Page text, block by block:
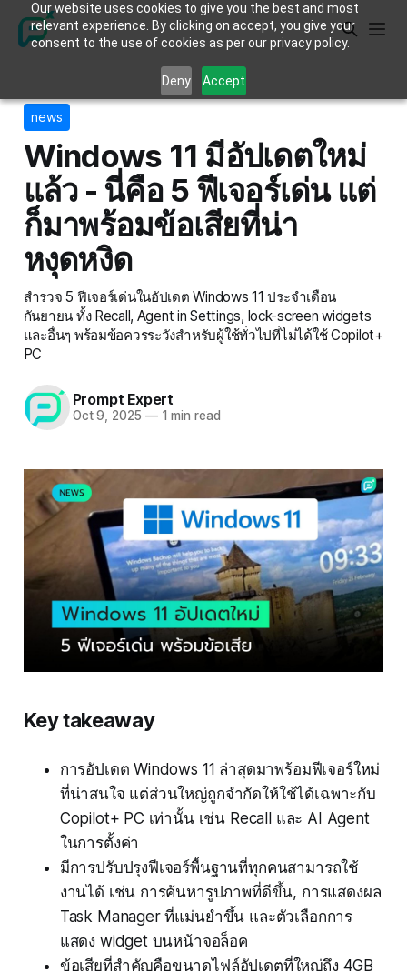
Our website uses cookies to give you the best and most
relevant experience. By clicking on accept, you give your
consent to the use of cookies as per our privacy policy.
Deny Accept
news
Windows 11 มีอัปเดตใหม่
แล้ว - นี่คือ 5 ฟีเจอร์เด่น แต่
ก็มาพร้อมข้อเสียที่น่า
หงุดหงิด
สำรวจ 5 ฟีเจอร์เด่นในอัปเดต Windows 11 ประจำเดือน
กันยายน ทั้ง Recall, Agent in Settings, lock-screen widgets
และอื่นๆ พร้อมข้อควรระวังสำหรับผู้ใช้ทั่วไปที่ไม่ได้ใช้ Copilot+
PC
Prompt Expert
Oct 9, 2025 —1 min read
Key takeaway
การอัปเดต Windows 11 ล่าสุดมาพร้อมฟีเจอร์ใหม่
ที่น่าสนใจ แต่ส่วนใหญ่ถูกจำกัดให้ใช้ได้เฉพาะกับ
Copilot+ PC เท่านั้น เช่น Recall และ AI Agent
ในการตั้งค่า
มีการปรับปรุงฟีเจอร์พื้นฐานที่ทุกคนสามารถใช้
งานได้ เช่น การค้นหารูปภาพที่ดีขึ้น, การแสดงผล
Task Manager ที่แม่นยำขึ้น และตัวเลือกการ
แสดง widget บนหน้าจอล็อค
ข้อเสียที่สำคัญคือขนาดไฟล์อัปเดตที่ใหญ่ถึง 4GB